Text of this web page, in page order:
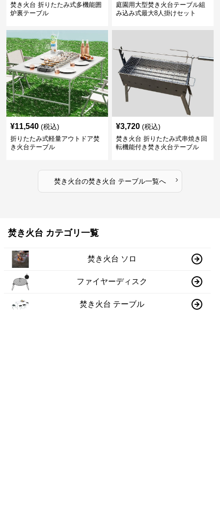
焚き火台 折りたたみ式多機能囲
炉裏テーブル
庭園用大型焚き火台テーブル組
み込み式最大8人掛けセット
¥11,540 (税込)
折りたたみ式軽量アウトドア焚
き火台テーブル
¥3,720 (税込)
焚き火台 折りたたみ式串焼き回
転機能付き焚き火台テーブル
焚き火台の焚き火台 テーブル一覧へ ›
焚き火台 カテゴリ一覧
焚き火台 ソロ
ファイヤーディスク
焚き火台 テーブル